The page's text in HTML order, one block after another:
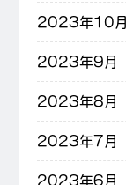
2023年10月
2023年9月
2023年8月
2023年7月
2023年6月